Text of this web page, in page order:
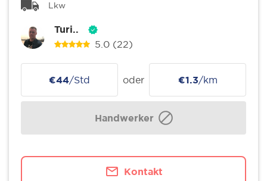
Lkw
Turi..
5.0 (22)
€44/Std oder €1.3/km
Handwerker
Kontakt